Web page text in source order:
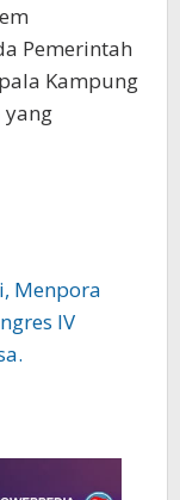
Pemerintah
Kampung
yang
Menpora
IV